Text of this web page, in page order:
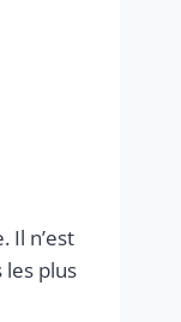
Il n’est
plus